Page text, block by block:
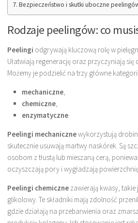
Bezpieczeństwo i skutki uboczne
Rodzaje peelingów: co
Peelingi odgrywają kluczową rolę w
Ułatwiają regenerację oraz przyczyniają
Możemy je podzielić na trzy główne
mechaniczne,
chemiczne,
enzymatyczne.
Peelingi mechanicznewykorzystują
skutecznie usuwają martwy naskórek. Są
osobom z tłustą lub mieszaną cerą,
oczyszczają pory i wygładzają
Peelingi chemiczne zawierają kwasy,
glikolowy. Te składniki mają zdolność
gdzie działają na przebarwienia oraz